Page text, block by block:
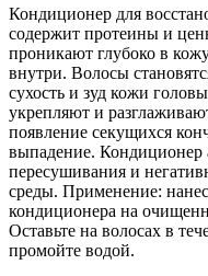
Кондиционер для
содержит протеины и
проникают глубоко в
внутри. Волосы
сухость и зуд кожи
укрепляют и
появление секущихся
выпадение. Кондиционер
пересушивания и
среды. Применение:
кондиционера на
Оставьте на волосах в
промойте водой.